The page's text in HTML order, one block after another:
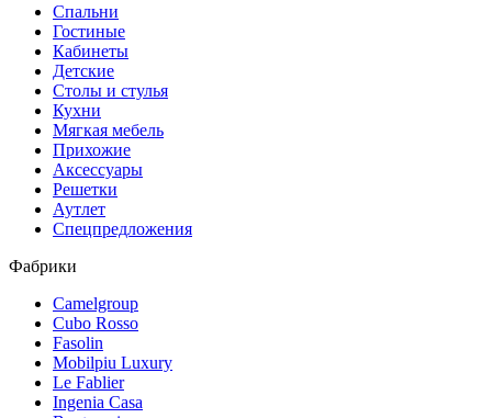
Спальни
Гостиные
Кабинеты
Детские
Столы и стулья
Кухни
Мягкая мебель
Прихожие
Аксессуары
Решетки
Аутлет
Спецпредложения
Фабрики
Camelgroup
Cubo Rosso
Fasolin
Mobilpiu Luxury
Le Fablier
Ingenia Casa